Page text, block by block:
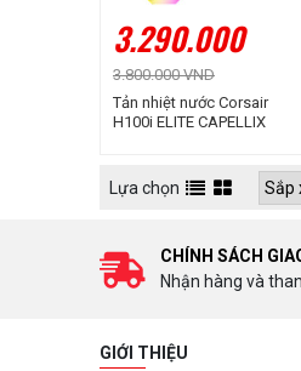
3.290.000
3.800.000 VND
Tản nhiệt nước Corsair
H100i ELITE CAPELLIX
Lựa chọn
CHÍNH SÁCH
Nhận hàng và
GIỚI THIỆU